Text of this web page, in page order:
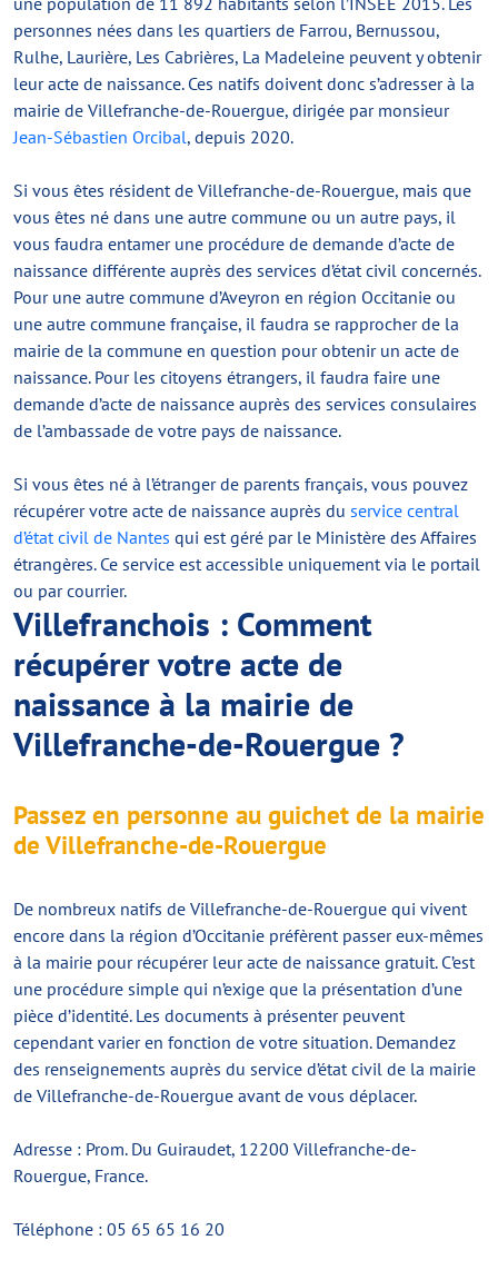
personnes nées dans les quartiers de Farrou, Bernussou,
Rulhe, Laurière, Les Cabrières, La Madeleine peuvent y obtenir
leur acte de naissance. Ces natifs doivent donc s’adresser à la
mairie de Villefranche-de-Rouergue, dirigée par monsieur
Jean-Sébastien Orcibal, depuis 2020.
Si vous êtes résident de Villefranche-de-Rouergue, mais que
vous êtes né dans une autre commune ou un autre pays, il
vous faudra entamer une procédure de demande d’acte de
naissance différente auprès des services d’état civil concernés.
Pour une autre commune d’Aveyron en région Occitanie ou
une autre commune française, il faudra se rapprocher de la
mairie de la commune en question pour obtenir un acte de
naissance. Pour les citoyens étrangers, il faudra faire une
demande d’acte de naissance auprès des services consulaires
de l’ambassade de votre pays de naissance.
Si vous êtes né à l’étranger de parents français, vous pouvez
récupérer votre acte de naissance auprès du service central
d’état civil de Nantes qui est géré par le Ministère des Affaires
étrangères. Ce service est accessible uniquement via le portail
ou par courrier.
Villefranchois : Comment
récupérer votre acte de
naissance à la mairie de
Villefranche-de-Rouergue ?
Passez en personne au guichet de la mairie
de Villefranche-de-Rouergue
De nombreux natifs de Villefranche-de-Rouergue qui vivent
encore dans la région d’Occitanie préfèrent passer eux-mêmes
à la mairie pour récupérer leur acte de naissance gratuit. C’est
une procédure simple qui n’exige que la présentation d’une
pièce d’identité. Les documents à présenter peuvent
cependant varier en fonction de votre situation. Demandez
des renseignements auprès du service d’état civil de la mairie
de Villefranche-de-Rouergue avant de vous déplacer.
Adresse : Prom. Du Guiraudet, 12200 Villefranche-de-
Rouergue, France.
Téléphone : 05 65 65 16 20